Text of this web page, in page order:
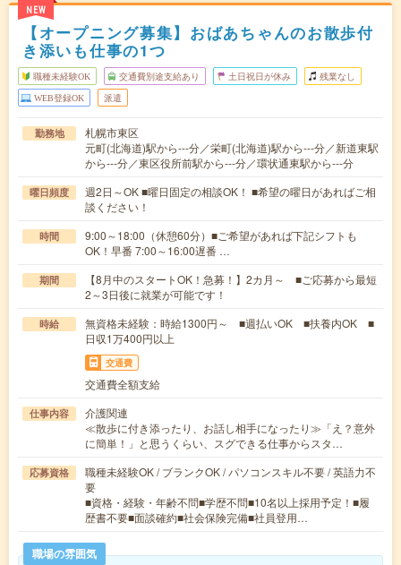
NEW
【オープニング募集】おばあちゃんのお散歩付
き添いも仕事の1つ
職種未経験OK 交通費別途支給あり 土日祝日が休み 残業なし
WEB登録OK 派遣
勤務地
札幌市東区
元町(北海道)駅から---分／栄町(北海道)駅から---分／新道東駅
から---分／東区役所前駅から---分／環状通東駅から---分
曜日頻度
週2日～OK ■曜日固定の相談OK！ ■希望の曜日があればご相
談ください！
時間
9:00～18:00（休憩60分）■ご希望があれば下記シフトも
OK！早番 7:00～16:00遅番 …
期間
【8月中のスタートOK！急募！】2カ月～ ■ご応募から最短
2～3日後に就業が可能です！
時給
無資格未経験：時給1300円～ ■週払いOK ■扶養内OK ■
日収1万400円以上
交通費
交通費全額支給
仕事内容
介護関連
≪散歩に付き添ったり、お話し相手になったり≫「え？意外
に簡単！」と思うくらい、スグできる仕事からスタ…
応募資格
職種未経験OK / ブランクOK / パソコンスキル不要 / 英語力不
要
■資格・経験・年齢不問■学歴不問■10名以上採用予定！■履
歴書不要■面談確約■社会保険完備■社員登用…
職場の雰囲気